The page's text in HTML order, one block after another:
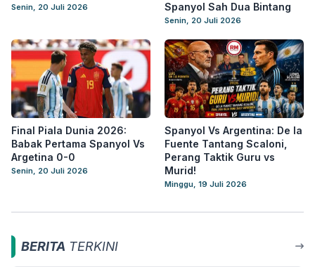
Senin, 20 Juli 2026
Spanyol Sah Dua Bintang
Senin, 20 Juli 2026
Final Piala Dunia 2026:
Babak Pertama Spanyol Vs
Argetina 0-0
Senin, 20 Juli 2026
Spanyol Vs Argentina: De la
Fuente Tantang Scaloni,
Perang Taktik Guru vs
Murid!
Minggu, 19 Juli 2026
BERITA TERKINI